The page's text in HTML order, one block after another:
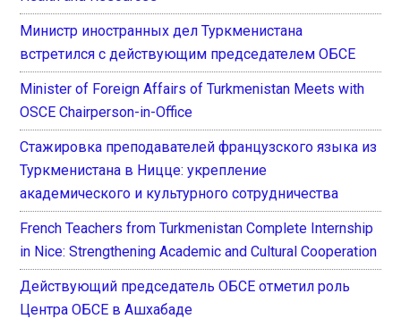
Министр иностранных дел Туркменистана
встретился с действующим председателем ОБСЕ
Minister of Foreign Affairs of Turkmenistan Meets with
OSCE Chairperson-in-Office
Стажировка преподавателей французского языка из
Туркменистана в Ницце: укрепление
академического и культурного сотрудничества
French Teachers from Turkmenistan Complete Internship
in Nice: Strengthening Academic and Cultural Cooperation
Действующий председатель ОБСЕ отметил роль
Центра ОБСЕ в Ашхабаде